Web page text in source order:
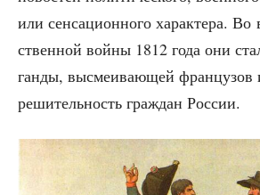
или сен­са­ци­он­но­го харак­те­ра.
ствен­ной вой­ны 1812 года они
ган­ды, высме­и­ва­ю­щей
реши­тель­ность граж­дан России.